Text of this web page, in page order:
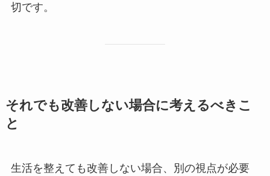
切です。
それでも改善しない場合に考えるべきこ
と
生活を整えても改善しない場合、別の視点が必要